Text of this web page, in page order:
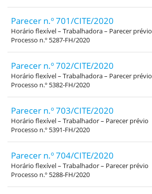
Parecer n.º 701/CITE/2020
Horário flexível – Trabalhadora – Parecer prévio
Processo n.º 5287-FH/2020
Parecer n.º 702/CITE/2020
Horário flexível – Trabalhadora – Parecer prévio
Processo n.º 5382-FH/2020
Parecer n.º 703/CITE/2020
Horário flexível – Trabalhador – Parecer prévio
Processo n.º 5391-FH/2020
Parecer n.º 704/CITE/2020
Horário flexível – Trabalhador – Parecer prévio
Processo n.º 5288-FH/2020